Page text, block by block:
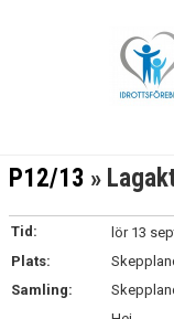
NYHETSARKIV
P12/13 »
Tid:
lör 13
Plats:
Samling: